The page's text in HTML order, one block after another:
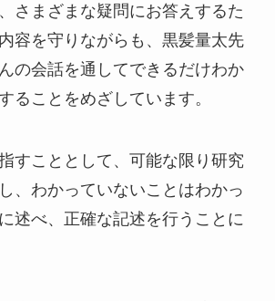
さまざまな疑問にお答えするた
容を守りながらも、黒髪量太先
の会話を通してできるだけわか
ることをめざしています。
すこととして、可能な限り研究
、わかっていないことはわかっ
述べ、正確な記述を行うことに